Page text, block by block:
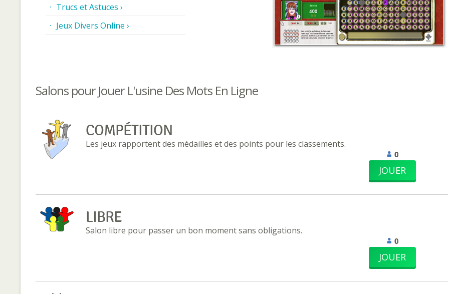
Trucs et Astuces ›
Jeux Divers Online ›
Salons pour Jouer L'usine Des Mots En Ligne
COMPÉTITION
Les jeux rapportent des médailles et des points pour les classements.
0
JOUER
LIBRE
Salon libre pour passer un bon moment sans obligations.
0
JOUER